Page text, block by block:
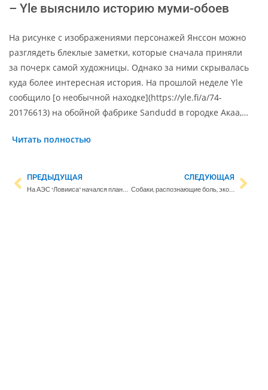
– Yle выяснило историю муми-обоев
На рисунке с изображениями персонажей Янссон можно
разглядеть блеклые заметки, которые сначала приняли
за почерк самой художницы. Однако за ними скрывалась
куда более интересная история. На прошлой неделе Yle
сообщило [о необычной находке](https://yle.fi/a/74-
20176613) на обойной фабрике Sandudd в городке Акаа,…
Читать полностью
ПРЕДЫДУЩАЯ
На АЭС “Ловииса” начался плановый ремонт, который продлится более месяца
СЛЕДУЮЩАЯ
Собаки, распознающие боль, экономят средства общества